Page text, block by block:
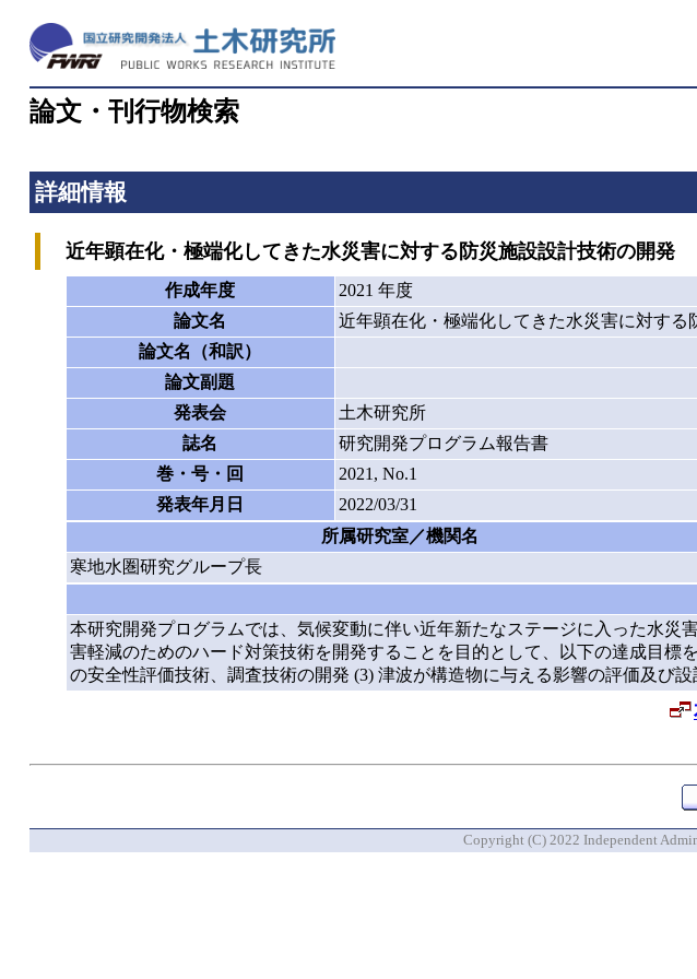
論文・刊行物検索
詳細情報
近年顕在化・極端化してきた水災害に対する防災施設設計技術の開発
作成年度
2021 年度
論文名
近年顕在化・極端化してきた水災害に対する
論文名（和訳）
論文副題
発表会
土木研究所
誌名
研究開発プログラム報告書
巻・号・回
2021, No.1
発表年月日
2022/03/31
所属研究室／機関名
寒地水圏研究グループ長
本研究開発プログラムでは、気候変動に伴い近年新たなステージに入った水
害軽減のためのハード対策技術を開発することを目的として、以下の達成目標
の安全性評価技術、調査技術の開発 (3) 津波が構造物に与える影響の評価及び
Copyright (C) 2022 Independent